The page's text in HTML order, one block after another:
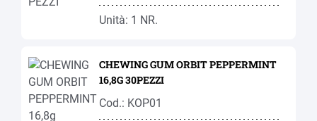
Unità: 1 NR.
CHEWING GUM ORBIT PEPPERMINT
16,8G 30PEZZI
Cod.: KOP01